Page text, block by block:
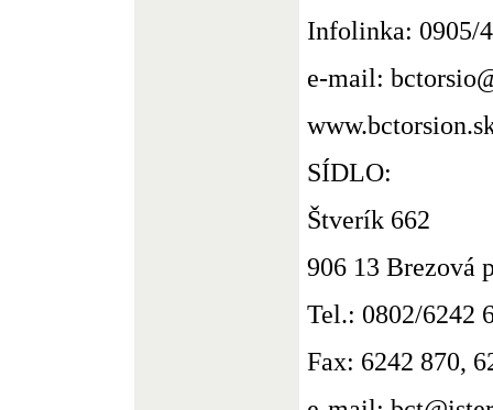
Infolinka: 0905/
e-mail:
SÍDLO:
Štverík 662
906 13 Brezová
Tel.: 0802/6242
Fax: 6242 870,